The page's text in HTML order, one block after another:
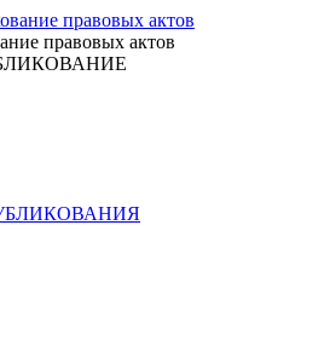
правовых актов